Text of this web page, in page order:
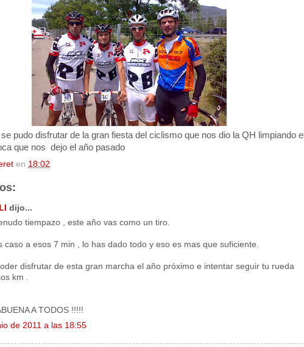
pudo disfrutar de la gran fiesta del ciclismo que nos dio la QH limpiando el
que nos dejo el año pasado
en 18:02
dijo...
tiempazo , este año vas como un tiro.
caso a esos 7 min , lo has dado todo y eso es mas que suficiente.
disfrutar de esta gran marcha el año próximo e intentar seguir tu rueda
km .
A TODOS !!!!!
de 2011 a las 18:55